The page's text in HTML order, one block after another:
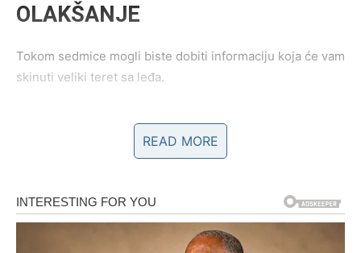
OLAKŠANJE
Tokom sedmice mogli biste dobiti informaciju koja će vam
skinuti veliki teret sa leđa.
Možda o nečemu što vas je dugo brinulo.
Bez obzira o čemu se radi, osjetićete veliko olakšanje i
READ MORE